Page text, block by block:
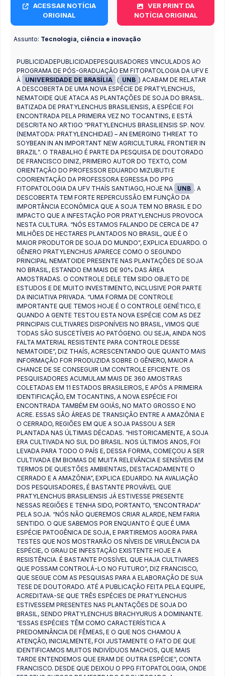
ACESSAR NOTÍCIA
ORIGINAL
VER PRINT DA
NOTÍCIA ORIGINAL
Assunto: Tecnologia, ciência e inovação
PUBLICIDADEPUBLICIDADEPESQUISADORES VINCULADOS AO
PROGRAMA DE PÓS-GRADUAÇÃO EM FITOPATOLOGIA DA UFV E
À
UNIVERSIDADE DE BRASÍLIA ( UNB ) ACABAM DE RELATAR
A DESCOBERTA DE UMA NOVA ESPÉCIE DE PRATYLENCHUS,
NEMATOIDE QUE ATACA AS PLANTAÇÕES DE SOJA DO BRASIL.
BATIZADA DE PRATYLENCHUS BRASILIENSIS, A ESPÉCIE FOI
ENCONTRADA PELA PRIMEIRA VEZ NO TOCANTINS, E ESTÁ
DESCRITA NO ARTIGO “PRATYLENCHUS BRASILIENSIS SP. NOV.
(NEMATODA: PRATYLENCHIDAE) – AN EMERGING THREAT TO
SOYBEAN IN AN IMPORTANT NEW AGRICULTURAL FRONTIER IN
BRAZIL”. O TRABALHO É PARTE DA PESQUISA DE DOUTORADO
DE FRANCISCO DINIZ, PRIMEIRO AUTOR DO TEXTO, COM
ORIENTAÇÃO DO PROFESSOR EDUARDO MIZUBUTI E
COORIENTAÇÃO DA PROFESSORA EGRESSA DO PPG
FITOPATOLOGIA DA UFV THAÍS SANTIAGO, HOJE NA
UNB . A
DESCOBERTA TEM FORTE REPERCUSSÃO EM FUNÇÃO DA
IMPORTÂNCIA ECONÔMICA QUE A SOJA TEM NO BRASIL E DO
IMPACTO QUE A INFESTAÇÃO POR PRATYLENCHUS PROVOCA
NESTA CULTURA. “NÓS ESTAMOS FALANDO DE CERCA DE 47
MILHÕES DE HECTARES PLANTADOS NO BRASIL, QUE É O
MAIOR PRODUTOR DE SOJA DO MUNDO”, EXPLICA EDUARDO. O
GÊNERO PRATYLENCHUS APARECE COMO O SEGUNDO
PRINCIPAL NEMATOIDE PRESENTE NAS PLANTAÇÕES DE SOJA
NO BRASIL, ESTANDO EM MAIS DE 90% DAS ÁREA
AMOSTRADAS. O CONTROLE DELE TEM SIDO OBJETO DE
ESTUDOS E DE MUITO INVESTIMENTO, INCLUSIVE POR PARTE
DA INICIATIVA PRIVADA. “UMA FORMA DE CONTROLE
IMPORTANTE QUE TEMOS HOJE É O CONTROLE GENÉTICO, E
QUANDO A GENTE TESTOU ESTA NOVA ESPÉCIE COM AS DEZ
PRINCIPAIS CULTIVARES DISPONÍVEIS NO BRASIL, VIMOS QUE
TODAS SÃO SUSCETÍVEIS AO PATÓGENO. OU SEJA, AINDA NOS
FALTA MATERIAL RESISTENTE PARA CONTROLE DESSE
NEMATOIDE”, DIZ THAÍS, ACRESCENTANDO QUE QUANTO MAIS
INFORMAÇÃO FOR PRODUZIDA SOBRE O GÊNERO, MAIOR A
CHANCE DE SE CONSEGUIR UM CONTROLE EFICIENTE. OS
PESQUISADORES ACUMULAM MAIS DE 360 AMOSTRAS
COLETADAS EM 11 ESTADOS BRASILEIROS, E APÓS A PRIMEIRA
IDENTIFICAÇÃO, EM TOCANTINS, A NOVA ESPÉCIE FOI
ENCONTRADA TAMBÉM EM GOIÁS, NO MATO GROSSO E NO
ACRE. ESSAS SÃO ÁREAS DE TRANSIÇÃO ENTRE A AMAZÔNIA E
O CERRADO, REGIÕES EM QUE A SOJA PASSOU A SER
PLANTADA NAS ÚLTIMAS DÉCADAS. “HISTORICAMENTE, A SOJA
ERA CULTIVADA NO SUL DO BRASIL. NOS ÚLTIMOS ANOS, FOI
LEVADA PARA TODO O PAÍS E, DESSA FORMA, COMEÇOU A SER
CULTIVADA EM BIOMAS DE MUITA RELEVÂNCIA E SENSÍVEIS EM
TERMOS DE QUESTÕES AMBIENTAIS, DESTACADAMENTE O
CERRADO E A AMAZÔNIA”, EXPLICA EDUARDO. NA AVALIAÇÃO
DOS PESQUISADORES, É BASTANTE PROVÁVEL QUE
PRATYLENCHUS BRASILIENSIS JÁ ESTIVESSE PRESENTE
NESSAS REGIÕES E TENHA SIDO, PORTANTO, “ENCONTRADA”
PELA SOJA. “NÓS NÃO QUEREMOS CRIAR ALARDE, NEM FARIA
SENTIDO. O QUE SABEMOS POR ENQUANTO É QUE É UMA
ESPÉCIE PATOGÊNICA DE SOJA, E PARTIREMOS AGORA PARA
TESTES QUE NOS MOSTRARÃO OS NÍVEIS DE VIRULÊNCIA DA
ESPÉCIE, O GRAU DE INFESTAÇÃO EXISTENTE HOJE E A
RESISTÊNCIA. É BASTANTE POSSÍVEL QUE HAJA CULTIVARES
QUE POSSAM CONTROLÁ-LO NO FUTURO”, DIZ FRANCISCO,
QUE SEGUE COM AS PESQUISAS PARA A ELABORAÇÃO DE SUA
TESE DE DOUTORADO. ATÉ A PUBLICAÇÃO FEITA PELA EQUIPE,
ACREDITAVA-SE QUE TRÊS ESPÉCIES DE PRATYLENCHUS
ESTIVESSEM PRESENTES NAS PLANTAÇÕES DE SOJA DO
BRASIL, SENDO PRATYLENCHUS BRACHYURUS A DOMINANTE.
“ESSAS ESPÉCIES TÊM COMO CARACTERÍSTICA A
PREDOMINÂNCIA DE FÊMEAS, E O QUE NOS CHAMOU A
ATENÇÃO, INICIALMENTE, FOI JUSTAMENTE O FATO DE QUE
IDENTIFICAMOS MUITOS INDIVÍDUOS MACHOS, QUE MAIS
TARDE ENTENDEMOS QUE ERAM DE OUTRA ESPÉCIE”, CONTA
FRANCISCO. DESDE QUE DEIXOU O PPG FITOPATOLOGIA, ONDE